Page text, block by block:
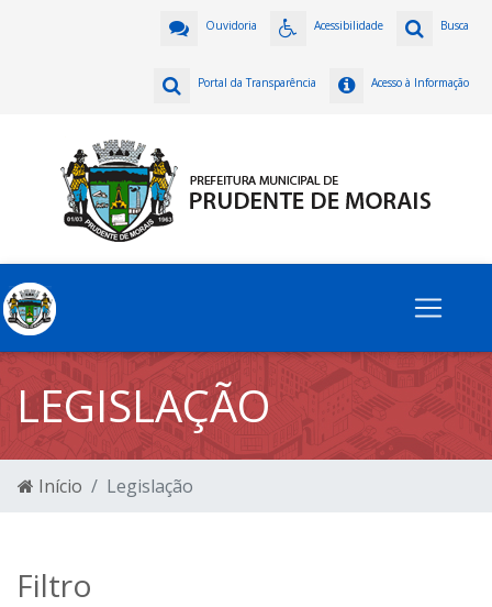
Busca
Acessibilidade
Ouvidoria
Acesso à Informação
Portal da Transparência
LEGISLAÇÃO
Início Legislação
Filtro